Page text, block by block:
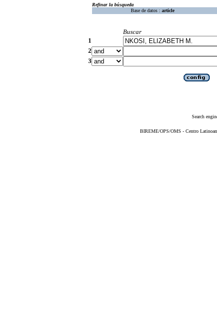
Refinar la búsqueda
Base de datos : article
Buscar
1
2
3
Search
BIREME/OPS/OMS - Centro